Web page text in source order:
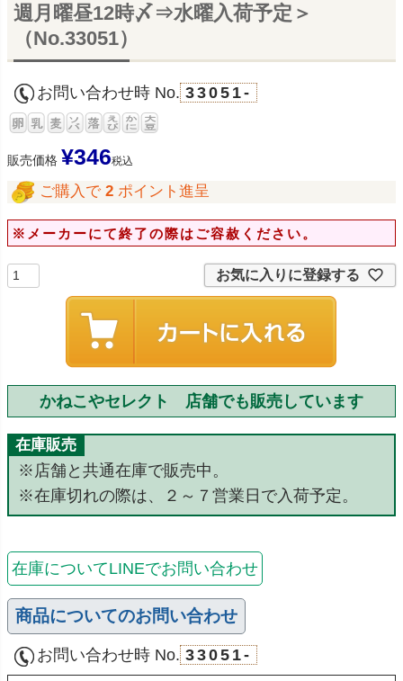
週月曜昼12時〆⇒水曜入荷予定＞
（No.33051）
お問い合わせ時 No. 33051-
販売価格 ¥346税込
ご購入で 2 ポイント進呈
※メーカーにて終了の際はご容赦ください。
お気に入りに登録する
かねこやセレクト 店舗でも販売しています
在庫販売
※店舗と共通在庫で販売中。
※在庫切れの際は、２～７営業日で入荷予定。
在庫についてLINEでお問い合わせ
商品についてのお問い合わせ
お問い合わせ時 No. 33051-